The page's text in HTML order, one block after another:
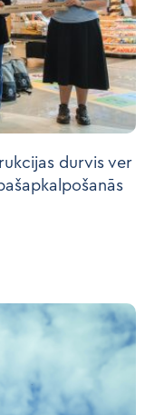
durvis ver